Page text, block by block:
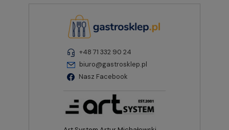
+48 71 332 90 24
biuro@gastrosklep.pl
Nasz Facebook